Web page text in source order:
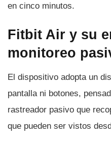
en cinco minutos.
Fitbit Air y su
monitoreo
El dispositivo adopta un
pantalla ni botones,
rastreador pasivo que
que pueden ser vistos